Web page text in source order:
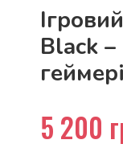
Black
5 200